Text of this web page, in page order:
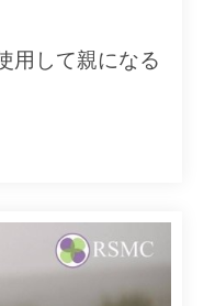
用して親になる